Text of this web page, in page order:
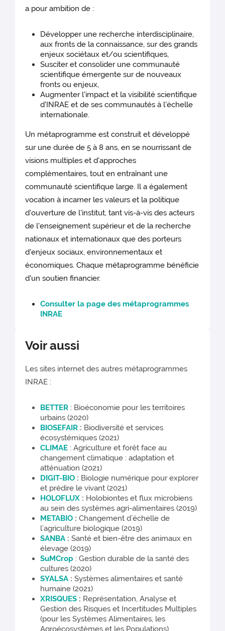
a pour ambition de :
Développer une recherche interdisciplinaire,
aux fronts de la connaissance, sur des grands
enjeux sociétaux et/ou scientifiques,
Susciter et consolider une communauté
scientifique émergente sur de nouveaux
fronts ou enjeux,
Augmenter l'impact et la visibilité scientifique
d'INRAE et de ses communautés à l'échelle
internationale.
Un métaprogramme est construit et développé
sur une durée de 5 à 8 ans, en se nourrissant de
visions multiples et d'approches
complémentaires, tout en entraînant une
communauté scientifique large. Il a également
vocation à incarner les valeurs et la politique
d'ouverture de l'institut, tant vis-à-vis des acteurs
de l'enseignement supérieur et de la recherche
nationaux et internationaux que des porteurs
d'enjeux sociaux, environnementaux et
économiques. Chaque métaprogramme bénéficie
d'un soutien financier.
Consulter la page des métaprogrammes
INRAE
Voir aussi
Les sites internet des autres métaprogrammes
INRAE :
BETTER : Bioéconomie pour les territoires
urbains (2020)
BIOSEFAIR : Biodiversité et services
écosystémiques (2021)
CLIMAE : Agriculture et forêt face au
changement climatique : adaptation et
atténuation (2021)
DIGIT-BIO : Biologie numérique pour explorer
et prédire le vivant (2021)
HOLOFLUX : Holobiontes et flux microbiens
au sein des systèmes agri-alimentaires (2019)
METABIO :Changement d’échelle de
l’agriculture biologique (2019)
SANBA :Santé et bien-être des animaux en
élevage (2019)
SuMCrop : Gestion durable de la santé des
cultures (2020)
SYALSA :Systèmes alimentaires et santé
humaine (2021)
XRISQUES : Représentation, Analyse et
Gestion des Risques et Incertitudes Multiples
(pour les Systèmes Alimentaires, les
Agroécosystèmes et les Populations)